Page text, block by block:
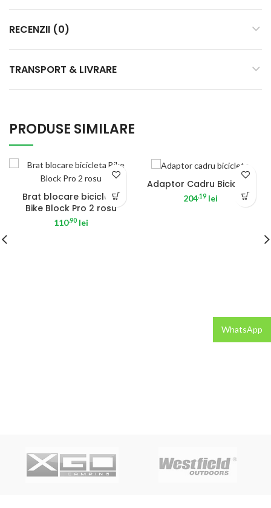
RECENZII (0)
TRANSPORT & LIVRARE
PRODUSE SIMILARE
Brat blocare bicicleta
Bike Block Pro 2 rosu
110.90 lei
Adaptor Cadru Biciclete
204.19 lei
WhatsApp